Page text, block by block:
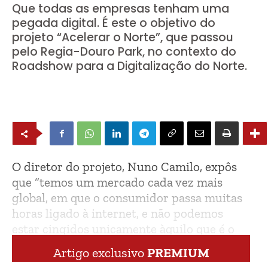
Que todas as empresas tenham uma
pegada digital. É este o objetivo do
projeto “Acelerar o Norte”, que passou
pelo Regia-Douro Park, no contexto do
Roadshow para a Digitalização do Norte.
O diretor do projeto, Nuno Camilo, expôs
que “temos um mercado cada vez mais
global, em que o consumidor passa muitas
horas ligado à internet, e não podemos
estar cingidos unicamente àquilo que é o
consumo territorial”.
Artigo exclusivoPREMIUM